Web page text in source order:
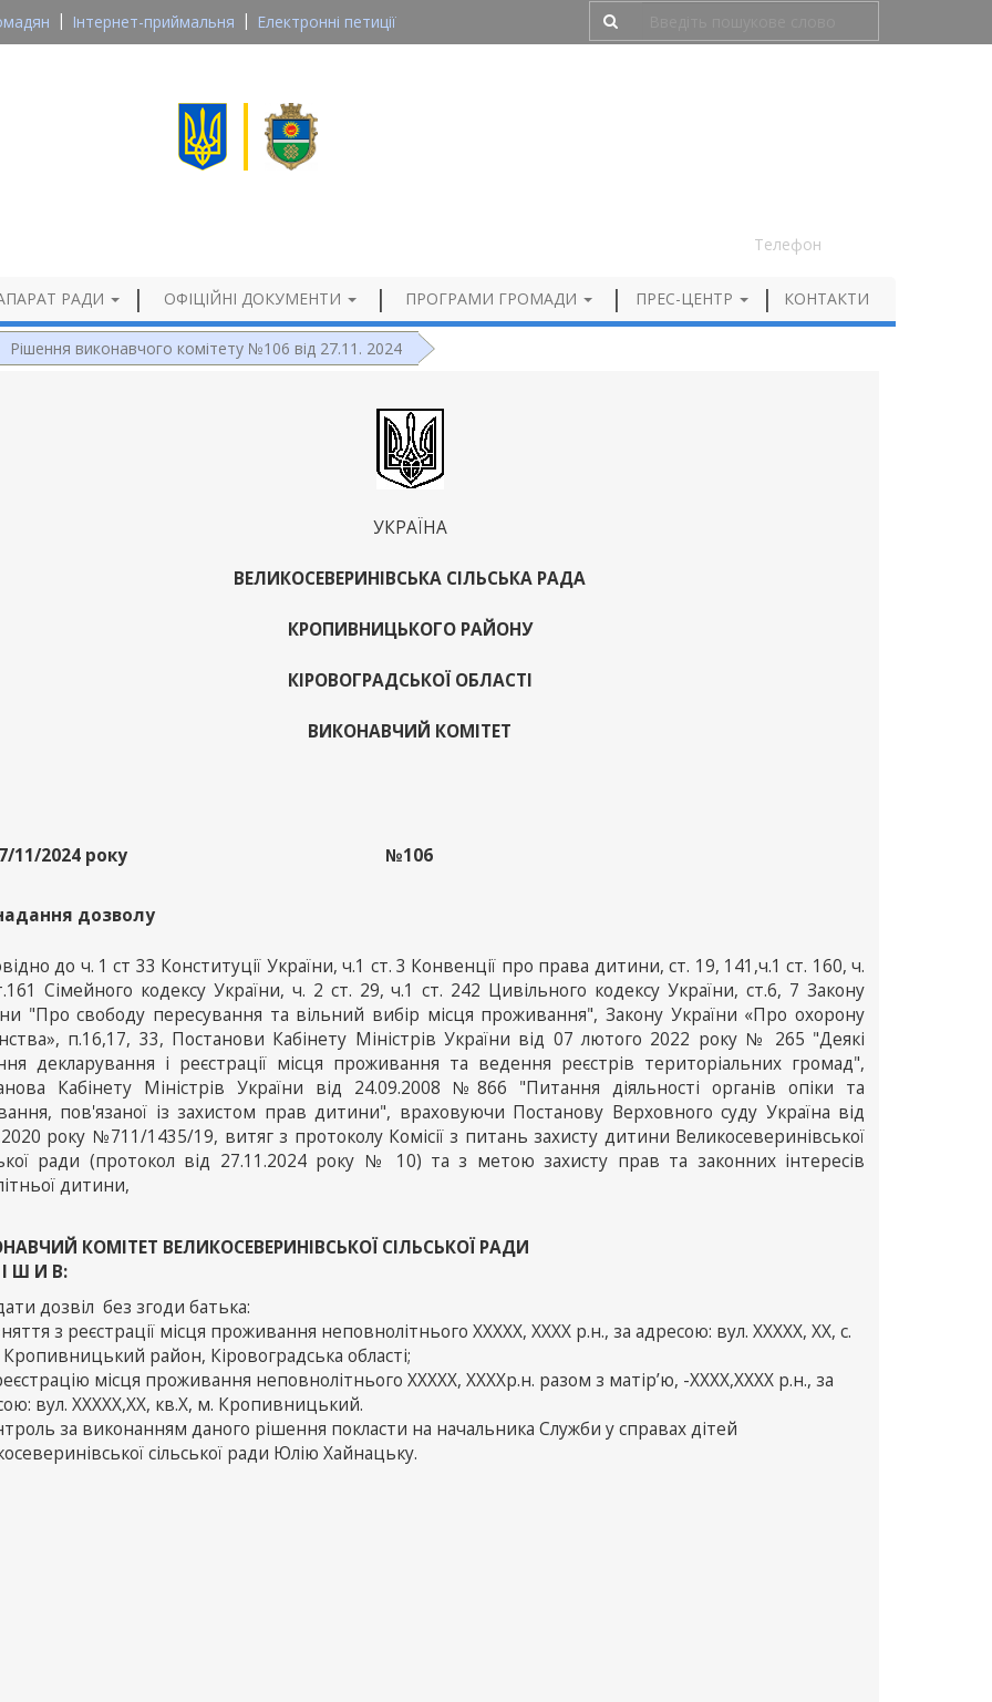
Інтернет-приймальня Електронні петиції
Телефон
РАДИ ОФІЦІЙНІ ДОКУМЕНТИ ПРОГРАМИ ГРОМАДИ ПРЕС-ЦЕНТР КОНТАКТИ
Рішення виконавчого комітету №106 від 27.11. 2024
УКРАЇНА
ВЕЛИКОСЕВЕРИНІВСЬКА СІЛЬСЬКА РАДА
КРОПИВНИЦЬКОГО РАЙОНУ
КІРОВОГРАДСЬКОЇ ОБЛАСТІ
ВИКОНАВЧИЙ КОМІТЕТ
11/2024 року №106
дозволу
до ч. 1 ст 33 Конституції України, ч.1 ст. 3 Конвенції про права дитини, ст. 19, 141,ч.1 ст. 160, ч.
Сімейного кодексу України, ч. 2 ст. 29, ч.1 ст. 242 Цивільного кодексу України, ст.6, 7 Закону
"Про свободу пересування та вільний вибір місця проживання", Закону України «Про охорону
п.16,17, 33, Постанови Кабінету Міністрів України від 07 лютого 2022 року № 265 "Деякі
декларування і реєстрації місця проживання та ведення реєстрів територіальних громад",
Кабінету Міністрів України від 24.09.2008 №866 "Питання діяльності органів опіки та
пов'язаної із захистом прав дитини", враховуючи Постанову Верховного суду Україна від
року №711/1435/19, витяг з протоколу Комісії з питань захисту дитини Великосеверинівської
ради (протокол від 27.11.2024 року № 10) та з метою захисту прав та законних інтересів
дитини,
КОМІТЕТ ВЕЛИКОСЕВЕРИНІВСЬКОЇ СІЛЬСЬКОЇ РАДИ
Ш И В:
дозвіл без згоди батька:
з реєстрації місця проживання неповнолітнього ХХХХХ, ХХХХ р.н., за адресою: вул. ХХХХХ, ХХ, с.
район, Кіровоградська області;
місця проживання неповнолітнього ХХХХХ, ХХХХр.н. разом з матір’ю, -ХХХХ,ХХХХ р.н., за
вул. ХХХХХ,ХХ, кв.Х, м. Кропивницький.
за виконанням даного рішення покласти на начальника Служби у справах дітей
сільської ради Юлію Хайнацьку.